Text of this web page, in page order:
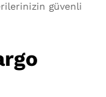
güvenli